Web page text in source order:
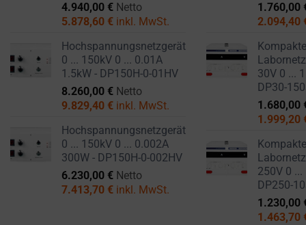
4.940,00 € Netto
5.878,60 € inkl. MwSt.
Hochspannungsnetzgerät
0 ... 150kV 0 ... 0.01A
1.5kW - DP150H-0-01HV
8.260,00 € Netto
9.829,40 € inkl. MwSt.
Hochspannungsnetzgerät
0 ... 150kV 0 ... 0.002A
300W - DP150H-0-002HV
6.230,00 € Netto
7.413,70 € inkl. MwSt.
1.760,00
2.094,40
30V 0 ...
DP30-
1.680,00
1.999,20
250V 0 ...
DP250-
1.230,00
1.463,70
cookies
and
can
refer